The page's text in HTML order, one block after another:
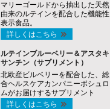
マリーゴールドから抽出した天然
由来のルテインを配合した機能性
表示食品。
詳しくはこちら
ルテインブルーベリー＆アスタキ
サンチン（サプリメント）
北欧産ビルベリーを配合した、総
合ヘルスケアカンパニーボシュロ
ムがお届けするサプリメント
詳しくはこちら